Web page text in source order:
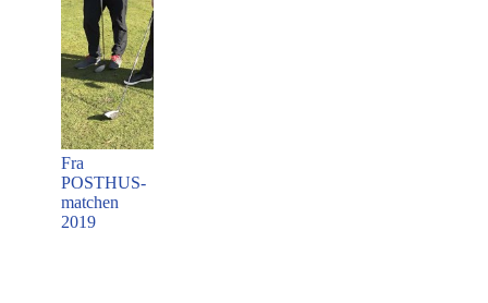
Fra
POSTHUS-
matchen
2019